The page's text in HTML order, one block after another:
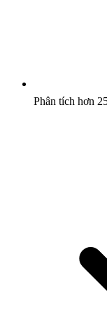
Phân tích hơn